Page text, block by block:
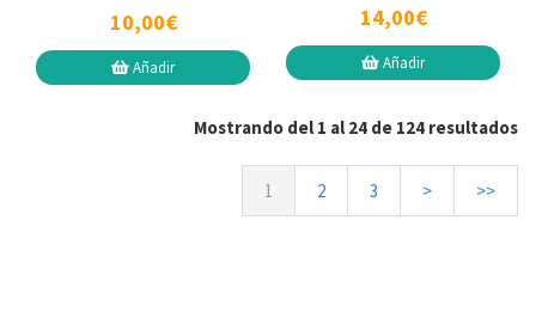
10,00€
Añadir
14,00€
Añadir
Mostrando del 1 al 24 de 124 resultados
1 2 3 > >>